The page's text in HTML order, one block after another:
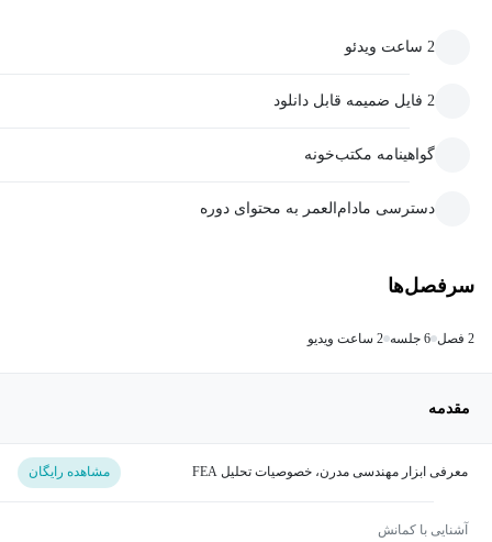
2 ساعت ویدئو
2 فایل ضمیمه قابل دانلود
گواهینامه مکتب‌خونه
دسترسی مادام‌العمر به محتوای دوره
سرفصل‌ها
2 فصل 6 جلسه 2 ساعت ویدیو
مقدمه
معرفی ابزار مهندسی مدرن، خصوصیات تحلیل FEA مشاهده رایگان
آشنایی با کمانش